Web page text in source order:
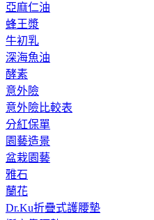
亞麻仁油
蜂王漿
牛初乳
深海魚油
酵素
意外險
意外險比較表
分紅保單
園藝造景
盆栽園藝
雅石
蘭花
Dr.Ku折疊式護腰墊